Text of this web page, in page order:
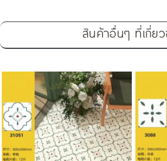
สินค้าอื่นๆ ที่เกี่ย